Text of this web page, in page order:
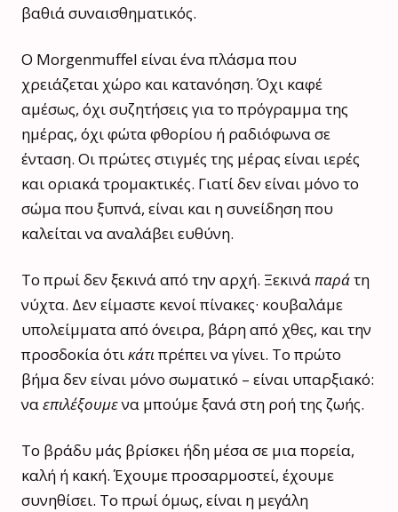
βαθιά συναισθηματικός.
Ο Morgenmuffel είναι ένα πλάσμα που
χρειάζεται χώρο και κατανόηση. Όχι καφέ
αμέσως, όχι συζητήσεις για το πρόγραμμα της
ημέρας, όχι φώτα φθορίου ή ραδιόφωνα σε
ένταση. Οι πρώτες στιγμές της μέρας είναι ιερές
και οριακά τρομακτικές. Γιατί δεν είναι μόνο το
σώμα που ξυπνά, είναι και η συνείδηση που
καλείται να αναλάβει ευθύνη.
Το πρωί δεν ξεκινά από την αρχή. Ξεκινάπαράτη
νύχτα. Δεν είμαστε κενοί πίνακες· κουβαλάμε
υπολείμματα από όνειρα, βάρη από χθες, και την
προσδοκία ότικάτιπρέπει να γίνει. Το πρώτο
βήμα δεν είναι μόνο σωματικό – είναι υπαρξιακό:
ναεπιλέξουμενα μπούμε ξανά στη ροή της ζωής.
Το βράδυ μάς βρίσκει ήδη μέσα σε μια πορεία,
καλή ή κακή. Έχουμε προσαρμοστεί, έχουμε
συνηθίσει. Το πρωί όμως, είναι η μεγάλη